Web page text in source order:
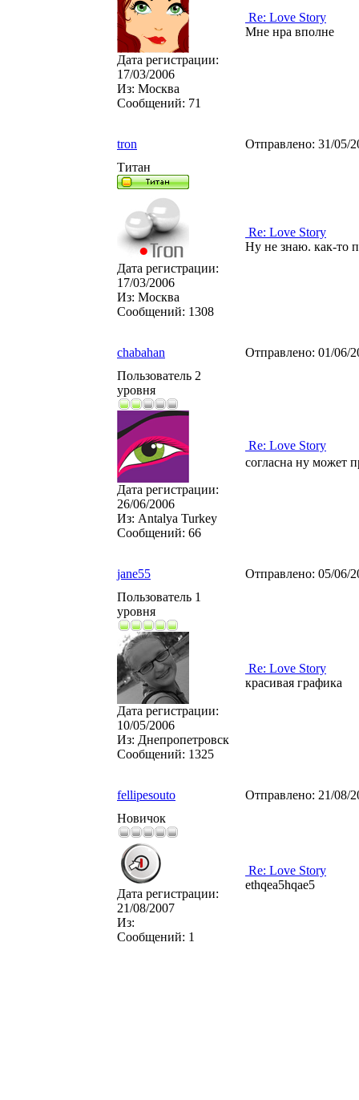
Дата регистрации:
17/03/2006
Из: Москва
Сообщений: 71
Re: Love Story
Мне нра вполне
tron Отправлено: 31/05/
Титан
Дата регистрации:
17/03/2006
Из: Москва
Сообщений: 1308
Re: Love Story
Ну не знаю. как-то
chabahan Отправлено: 01/06/
Пользователь 2
уровня
Дата регистрации:
26/06/2006
Из: Antalya Turkey
Сообщений: 66
Re: Love Story
согласна ну может
jane55 Отправлено: 05/06/
Пользователь 1
уровня
Дата регистрации:
10/05/2006
Из: Днепропетровск
Сообщений: 1325
Re: Love Story
красивая графика
fellipesouto Отправлено: 21/08/
Новичок
Дата регистрации:
21/08/2007
Из:
Сообщений: 1
Re: Love Story
ethqea5hqae5